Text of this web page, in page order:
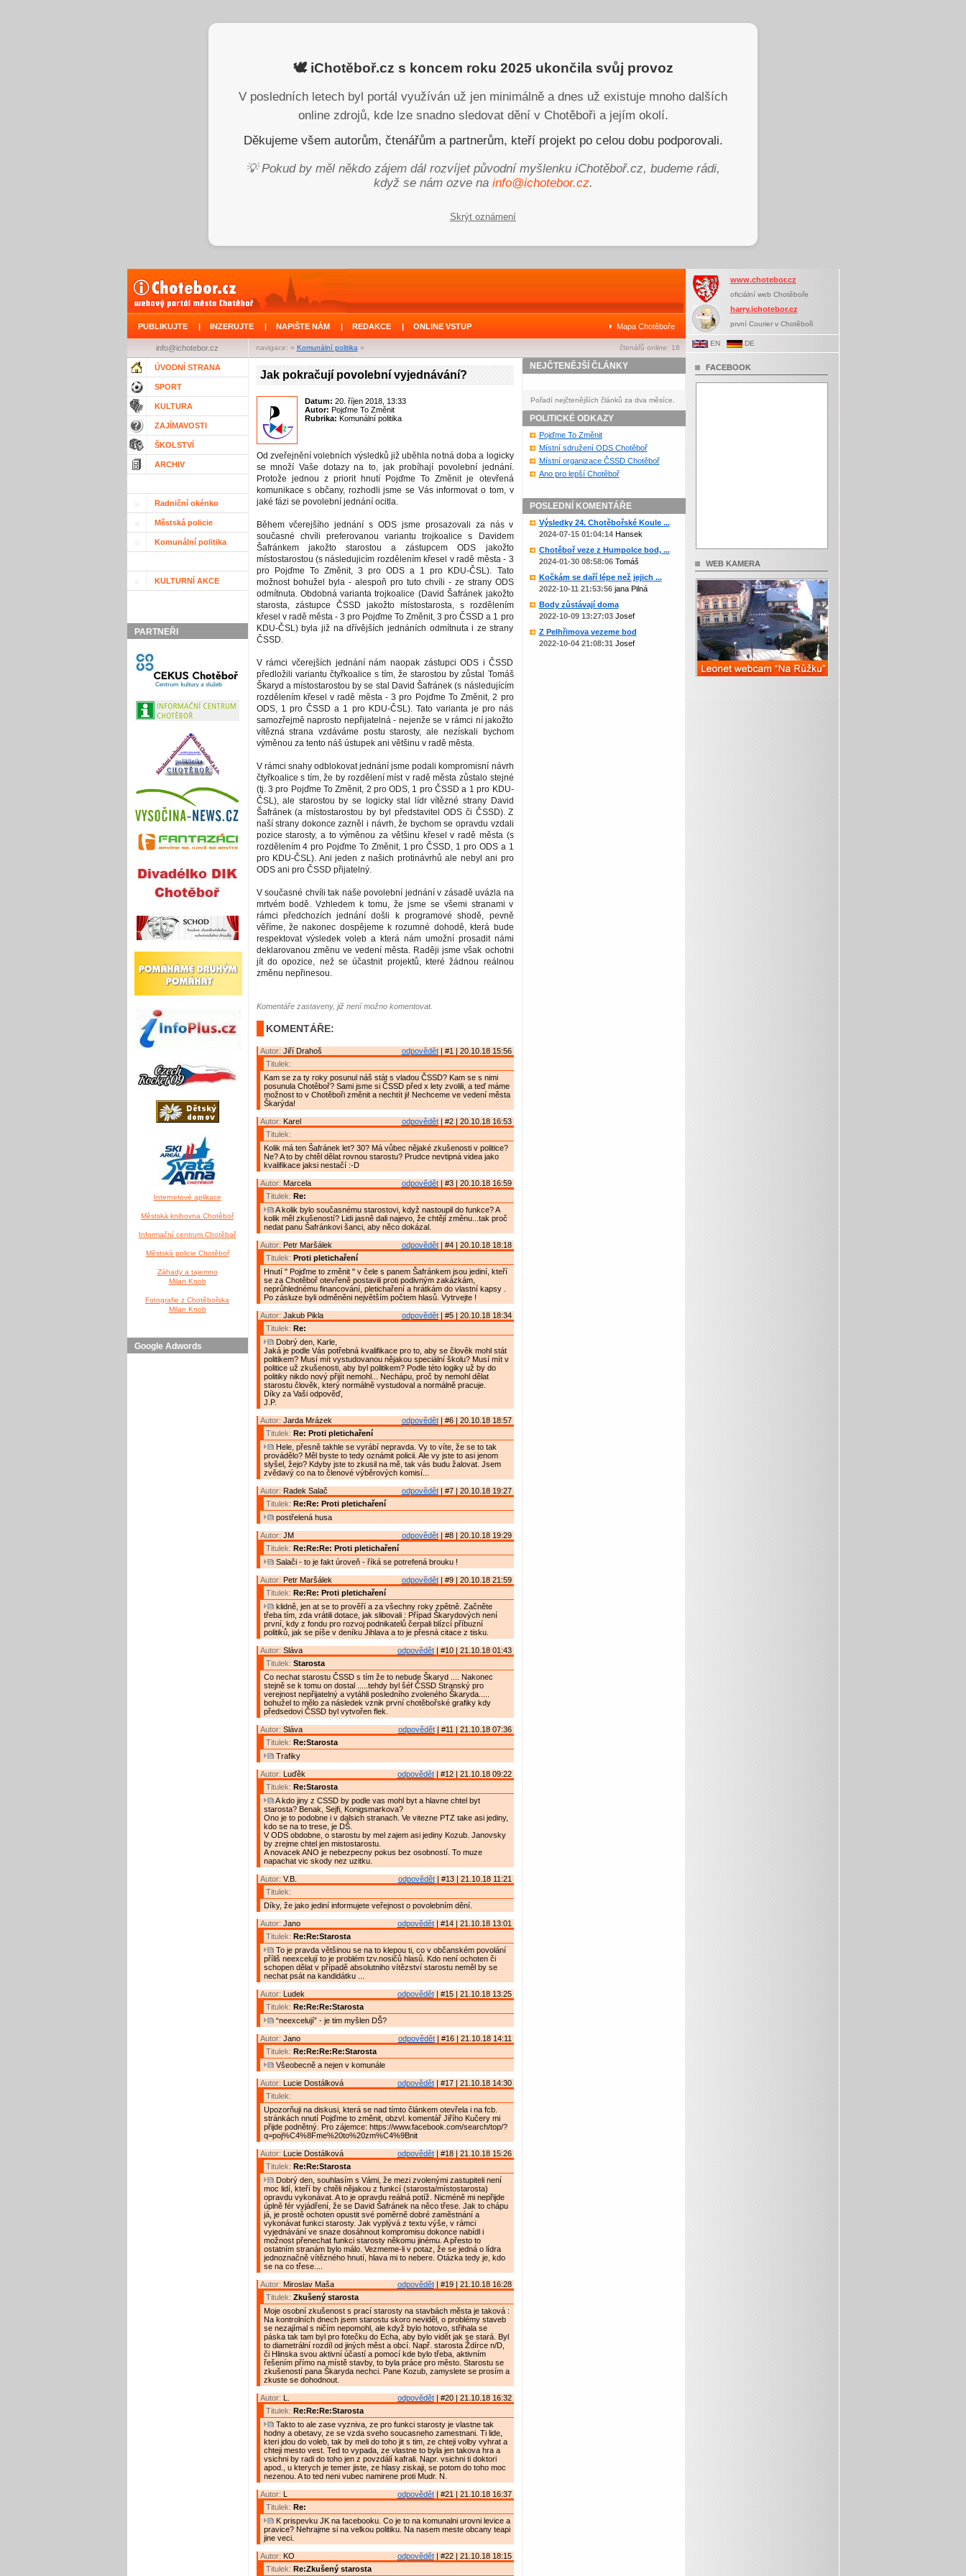
🕊️ iChotěboř.cz s koncem roku 2025 ukončila svůj provoz
V posledních letech byl portál využíván už jen minimálně a dnes už existuje mnoho dalších
online zdrojů, kde lze snadno sledovat dění v Chotěboři a jejím okolí.
Děkujeme všem autorům, čtenářům a partnerům, kteří projekt po celou dobu podporovali.
💡 Pokud by měl někdo zájem dál rozvíjet původní myšlenku iChotěboř.cz, budeme rádi,
když se nám ozve na info@ichotebor.cz.
Skrýt oznámení
PUBLIKUJTE | INZERUJTE | NAPIŠTE NÁM | REDAKCE | ONLINE VSTUP Mapa Chotěboře
navigace: » Komunální politika » čtenářů online: 18
info@ichotebor.cz
ÚVODNÍ STRANA
SPORT
KULTURA
ZAJÍMAVOSTI
ŠKOLSTVÍ
ARCHIV
Radniční okénko
Městská policie
Komunální politika
KULTURNÍ AKCE
PARTNEŘI
Internetové aplikace
Městská knihovna Chotěboř
Informační centrum Chotěboř
Městská policie Chotěboř
Záhady a tajemno
Milan Knob
Fotografie z Chotěbořska
Milan Knob
Google Adwords
Jak pokračují povolební vyjednávání?
Datum: 20. říjen 2018, 13:33
Autor: Pojďme To Změnit
Rubrika: Komunální politika
Od zveřejnění volebních výsledků již uběhla notná doba a logicky
se množí Vaše dotazy na to, jak probíhají povolební jednání.
Protože jednou z priorit hnutí Pojďme To Změnit je otevřená
komunikace s občany, rozhodli jsme se Vás informovat o tom, v
jaké fázi se povolební jednání ocitla.
Během včerejšího jednání s ODS jsme prosazovali za nás v
současné chvíli preferovanou variantu trojkoalice s Davidem
Šafránkem jakožto starostou a zástupcem ODS jakožto
místostarostou (s následujicím rozdělením křesel v radě města - 3
pro Pojďme To Změnit, 3 pro ODS a 1 pro KDU-ČSL). Tato
možnost bohužel byla - alespoň pro tuto chvíli - ze strany ODS
odmítnuta. Obdobná varianta trojkoalice (David Šafránek jakožto
starosta, zástupce ČSSD jakožto místostarosta, s rozdělením
křesel v radě města - 3 pro Pojďme To Změnit, 3 pro ČSSD a 1 pro
KDU-ČSL) byla již na dřívějších jednáních odmítnuta i ze strany
ČSSD.
V rámci včerejších jednání nám naopak zástupci ODS i ČSSD
předložili variantu čtyřkoalice s tím, že starostou by zůstal Tomáš
Škaryd a místostarostou by se stal David Šafránek (s následujícím
rozdělením křesel v radě města - 3 pro Pojďme To Změnit, 2 pro
ODS, 1 pro ČSSD a 1 pro KDU-ČSL). Tato varianta je pro nás
samozřejmě naprosto nepřijatelná - nejenže se v rámci ní jakožto
vítězná strana vzdáváme postu starosty, ale nezískali bychom
výměnou za tento náš ústupek ani většinu v radě města.
V rámci snahy odblokovat jednání jsme podali kompromisní návrh
čtyřkoalice s tím, že by rozdělení míst v radě města zůstalo stejné
(tj. 3 pro Pojďme To Změnit, 2 pro ODS, 1 pro ČSSD a 1 pro KDU-
ČSL), ale starostou by se logicky stal lídr vítězné strany David
Šafránek (a místostarostou by byl představitel ODS či ČSSD). Z
naší strany dokonce zazněl i návrh, že bychom se opravdu vzdali
pozice starosty, a to výměnou za většinu křesel v radě města (s
rozdělením 4 pro Pojďme To Změnit, 1 pro ČSSD, 1 pro ODS a 1
pro KDU-ČSL). Ani jeden z našich protinávrhů ale nebyl ani pro
ODS ani pro ČSSD přijatelný.
V současné chvíli tak naše povolební jednání v zásadě uvázla na
mrtvém bodě. Vzhledem k tomu, že jsme se všemi stranami v
rámci předchozích jednání došli k programové shodě, pevně
věříme, že nakonec dospějeme k rozumné dohodě, která bude
respektovat výsledek voleb a která nám umožní prosadit námi
deklarovanou změnu ve vedení města. Raději jsme však ochotni
jít do opozice, než se účastnit projektů, které žádnou reálnou
změnu nepřinesou.
Komentáře zastaveny, již není možno komentovat.
KOMENTÁŘE:
odpovědět| #1 | 20.10.18 15:56
Autor: Jiří Drahoš
Titulek:
Kam se za ty roky posunul náš stát s vladou ČSSD? Kam se s nimi
posunula Chotěboř? Sami jsme si ČSSD před x lety zvolili, a teď máme
možnost to v Chotěboři změnit a nechtít ji! Nechceme ve vedení města
Škarýda!
odpovědět| #2 | 20.10.18 16:53
Autor: Karel
Titulek:
Kolik má ten Šafránek let? 30? Má vůbec nějaké zkušenosti v politice?
Ne? A to by chtěl dělat rovnou starostu? Prudce nevtipná videa jako
kvalifikace jaksi nestačí :-D
odpovědět| #3 | 20.10.18 16:59
Autor: Marcela
Titulek: Re:
A kolik bylo současnému starostovi, když nastoupil do funkce? A
kolik měl zkušeností? Lidi jasně dali najevo, že chtějí změnu...tak proč
nedat panu Šafránkovi šanci, aby něco dokázal.
odpovědět| #4 | 20.10.18 18:18
Autor: Petr Maršálek
Titulek: Proti pletichaření
Hnutí " Pojďme to změnit " v čele s panem Šafránkem jsou jediní, kteří
se za Chotěboř otevřeně postavili proti podivným zakázkám,
neprůhlednému financování, pletichaření a hrátkám do vlastní kapsy .
Po zásluze byli odměněni největším počtem hlasů. Vytrvejte !
odpovědět| #5 | 20.10.18 18:34
Autor: Jakub Pikla
Titulek: Re:
Dobrý den, Karle,
Jaká je podle Vás potřebná kvalifikace pro to, aby se člověk mohl stát
politikem? Musí mít vystudovanou nějakou speciální školu? Musí mít v
politice už zkušenosti, aby byl politikem? Podle této logiky už by do
politiky nikdo nový přijít nemohl... Nechápu, proč by nemohl dělat
starostu člověk, který normálně vystudoval a normálně pracuje.
Díky za Vaši odpověď,
J.P.
odpovědět| #6 | 20.10.18 18:57
Autor: Jarda Mrázek
Titulek: Re: Proti pletichaření
Hele, přesně takhle se vyrábí nepravda. Vy to víte, že se to tak
provádělo? Měl byste to tedy oznámit policii. Ale vy jste to asi jenom
slyšel, žejo? Kdyby jste to zkusil na mě, tak vás budu žalovat. Jsem
zvědavý co na to členové výběrových komisí...
odpovědět| #7 | 20.10.18 19:27
Autor: Radek Salač
Titulek: Re:Re: Proti pletichaření
postřelená husa
odpovědět| #8 | 20.10.18 19:29
Autor: JM
Titulek: Re:Re:Re: Proti pletichaření
Salači - to je fakt úroveň - říká se potrefená brouku !
odpovědět| #9 | 20.10.18 21:59
Autor: Petr Maršálek
Titulek: Re:Re: Proti pletichaření
klidně, jen at se to prověří a za všechny roky zpětně. Začněte
třeba tím, zda vrátili dotace, jak slibovali : Případ Škarydových není
první, kdy z fondu pro rozvoj podnikatelů čerpali blízcí příbuzní
politiků, jak se píše v deníku Jihlava a to je přesná citace z tisku.
odpovědět| #10 | 21.10.18 01:43
Autor: Sláva
Titulek: Starosta
Co nechat starostu ČSSD s tím že to nebude Škaryd .... Nakonec
stejně se k tomu on dostal .....tehdy byl šéf ČSSD Stranský pro
verejnost nepřijatelný a vytáhli posledního zvoleného Škaryda.....
bohužel to mělo za následek vznik první chotěbořské grafiky kdy
předsedovi ČSSD byl vytvořen flek.
odpovědět| #11 | 21.10.18 07:36
Autor: Sláva
Titulek: Re:Starosta
Trafiky
odpovědět| #12 | 21.10.18 09:22
Autor: Luďěk
Titulek: Re:Starosta
A kdo jiny z CSSD by podle vas mohl byt a hlavne chtel byt
starosta? Benak, Sejfi, Konigsmarkova?
Ono je to podobne i v dalsich stranach. Ve vitezne PTZ take asi jediny,
kdo se na to trese, je DŠ.
V ODS obdobne, o starostu by mel zajem asi jediny Kozub. Janovsky
by zrejme chtel jen mistostarostu.
A novacek ANO je nebezpecny pokus bez osobností. To muze
napachat vic skody nez uzitku.
odpovědět| #13 | 21.10.18 11:21
Autor: V.B.
Titulek:
Díky, že jako jediní informujete veřejnost o povolebním dění.
odpovědět| #14 | 21.10.18 13:01
Autor: Jano
Titulek: Re:Re:Starosta
To je pravda většinou se na to klepou ti, co v občanském povolání
příliš neexcelují to je problém tzv.nosičů hlasů. Kdo není ochoten či
schopen dělat v případě absolutniho vítězství starostu neměl by se
nechat psát na kandidátku ...
odpovědět| #15 | 21.10.18 13:25
Autor: Ludek
Titulek: Re:Re:Re:Starosta
“neexcelují” - je tim myšlen DŠ?
odpovědět| #16 | 21.10.18 14:11
Autor: Jano
Titulek: Re:Re:Re:Re:Starosta
Všeobecně a nejen v komunále
odpovědět| #17 | 21.10.18 14:30
Autor: Lucie Dostálková
Titulek:
Upozorňuji na diskusi, která se nad tímto článkem otevřela i na fcb.
stránkách nnutí Pojďme to změnit, obzvl. komentář Jiřího Kučery mi
přijde podnětný. Pro zájemce: https://www.facebook.com/search/top/?
q=poj%C4%8Fme%20to%20zm%C4%9Bnit
odpovědět| #18 | 21.10.18 15:26
Autor: Lucie Dostálková
Titulek: Re:Re:Starosta
Dobrý den, souhlasím s Vámi, že mezi zvolenými zastupiteli není
moc lidí, kteří by chtěli nějakou z funkcí (starosta/místostarosta)
opravdu vykonávat. A to je opravdu reálná potíž. Nicméně mi nepřijde
úplně fér vyjádření, že se David Šafránek na něco třese. Jak to chápu
já, je prostě ochoten opustit své poměrně dobré zaměstnání a
vykonávat funkci starosty. Jak vyplývá z textu výše, v rámci
vyjednávání ve snaze dosáhnout kompromisu dokonce nabídl i
možnost přenechat funkci starosty někomu jinému. A přesto to
ostatním stranám bylo málo. Vezmeme-li v potaz, že se jedná o lídra
jednoznačně vítězného hnutí, hlava mi to nebere. Otázka tedy je, kdo
se na co třese....
odpovědět| #19 | 21.10.18 16:28
Autor: Miroslav Maša
Titulek: Zkušený starosta
Moje osobní zkušenost s prací starosty na stavbách města je taková :
Na kontrolních dnech jsem starostu skoro neviděl, o problémy staveb
se nezajímal s ničím nepomohl, ale když bylo hotovo, střihala se
páska tak tam byl pro fotečku do Echa, aby bylo vidět jak se stará. Byl
to diametrální rozdíl od jiných měst a obcí. Např. starosta Ždírce n/D,
či Hlinska svou aktivní účastí a pomocí kde bylo třeba, aktivním
řešením přímo na místě stavby, to byla práce pro město. Starostu se
zkušeností pana Škaryda nechci. Pane Kozub, zamyslete se prosím a
zkuste se dohodnout.
odpovědět| #20 | 21.10.18 16:32
Autor: L.
Titulek: Re:Re:Re:Starosta
Takto to ale zase vyzniva, ze pro funkci starosty je vlastne tak
hodny a obetavy, ze se vzda sveho soucasneho zamestnani. Ti lide,
kteri jdou do voleb, tak by meli do toho jit s tim, ze chteji volby vyhrat a
chteji mesto vest. Ted to vypada, ze vlastne to byla jen takova hra a
vsichni by radi do toho jen z povzdálí kafrali. Napr. vsichni ti doktori
apod., u kterych je temer jiste, ze hlasy ziskaji, se potom do toho moc
nezenou. A to ted neni vubec namirene proti Mudr. N.
odpovědět| #21 | 21.10.18 16:37
Autor: L
Titulek: Re:
K prispevku JK na facebooku. Co je to na komunalni urovni levice a
pravice? Nehrajme si na velkou politiku. Na nasem meste obcany teapi
jine veci.
odpovědět| #22 | 21.10.18 18:15
Autor: KO
Titulek: Re:Zkušený starosta
NEJČTENĚJŠÍ ČLÁNKY
Pořadí nejčtenějších článků za dva měsíce.
POLITICKÉ ODKAZY
Pojďme To Změnit
Místní sdružení ODS Chotěboř
Místní organizace ČSSD Chotěboř
Ano pro lepší Chotěboř
POSLEDNÍ KOMENTÁŘE
Výsledky 24. Chotěbořské Koule ...
2024-07-15 01:04:14Hansek
Chotěboř veze z Humpolce bod, ...
2024-01-30 08:58:06Tomáš
Kočkám se daří lépe než jejich ...
2022-10-11 21:53:56jana Pilná
Body zůstávají doma
2022-10-09 13:27:03Josef
Z Pelhřimova vezeme bod
2022-10-04 21:08:31 Josef
www.chotebor.cz
oficiální web Chotěboře
harry.ichotebor.cz
první Courier v Chotěboři
EN DE
FACEBOOK
WEB KAMERA